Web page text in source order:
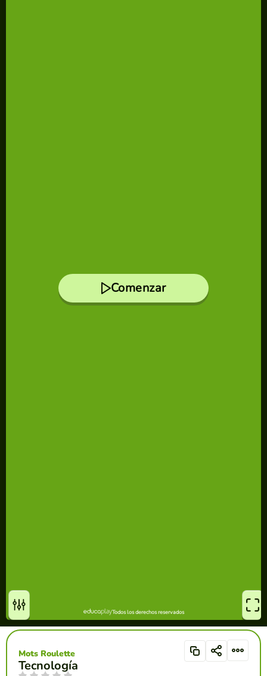
Tecnología
Mots Roulette